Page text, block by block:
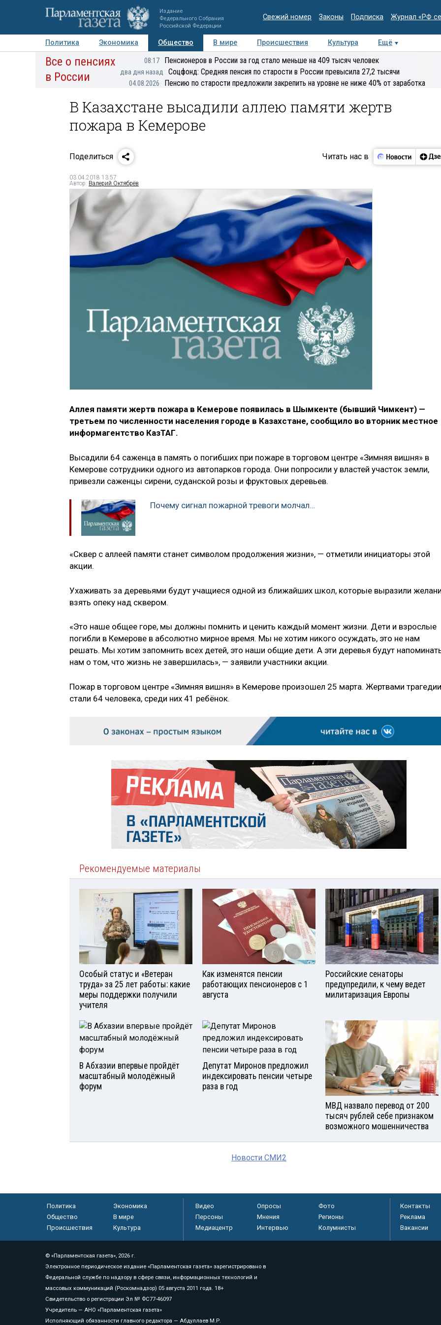
Издание
Федерального Собрания
Российской Федерации
Свежий номер Законы Подписка Журнал «РФ
Политика Экономика Общество В мире Происшествия Культура
Ещё
Авторы Персоны Мнения Регионы Медиацентр Интервью Колумнисты
Все о пенсиях
в России
08:17 Пенсионеров в России за год стало меньше на 409 тысяч человек
два дня назад Соцфонд: Средняя пенсия по старости в России превысила 27,2 тысячи
04.08.2026 Пенсию по старости предложили закрепить на уровне не ниже 40% от заработка
В Казахстане высадили аллею памяти жертв
пожара в Кемерове
Поделиться Читать нас в
03.04.2018 13:57
Автор: Валерий Октябрёв
Аллея памяти жертв пожара в Кемерове появилась в Шымкенте (бывший Чимкент) —
третьем по численности населения городе в Казахстане, сообщило во вторник местное
информагентство КазТАГ.
Высадили 64 саженца в память о погибших при пожаре в торговом центре «Зимняя вишня» в
Кемерове сотрудники одного из автопарков города. Они попросили у властей участок земли,
привезли саженцы сирени, суданской розы и фруктовых деревьев.
Почему сигнал пожарной тревоги молчал…
«Сквер с аллеей памяти станет символом продолжения жизни», — отметили инициаторы этой
акции.
Ухаживать за деревьями будут учащиеся одной из ближайших школ, которые выразили
взять опеку над сквером.
«Это наше общее горе, мы должны помнить и ценить каждый момент жизни. Дети и взрослые
погибли в Кемерове в абсолютно мирное время. Мы не хотим никого осуждать, это не нам
решать. Мы хотим запомнить всех детей, это наши общие дети. А эти деревья будут
нам о том, что жизнь не завершилась», — заявили участники акции.
Пожар в торговом центре «Зимняя вишня» в Кемерове произошел 25 марта. Жертвами трагедии
стали 64 человека, среди них 41 ребёнок.
Рекомендуемые материалы
Особый статус и «Ветеран
труда» за 25 лет работы: какие
меры поддержки получили
учителя
Как изменятся пенсии
работающих пенсионеров с 1
августа
Российские сенаторы
предупредили, к чему ведет
милитаризация Европы
В Абхазии впервые пройдёт
масштабный молодёжный
форум
Депутат Миронов предложил
индексировать пенсии четыре
раза в год
МВД назвало перевод от 200
тысяч рублей себе признаком
возможного мошенничества
Новости СМИ2
Политика
Экономика
Общество
В мире
Происшествия
Культура
Видео Опросы
Фото
Персоны
Мнения
Регионы
Медиацентр
Интервью Колумнисты
Контакты
Реклама
Вакансии
© «Парламентская газета», 2026 г.
Электронное периодическое издание «Парламентская газета» зарегистрировано в
Федеральной службе по надзору в сфере связи, информационных технологий и
массовых коммуникаций (Роскомнадзор) 05 августа 2011 года. 18+
Свидетельство о регистрации Эл № ФС77-46097
Учредитель — АНО «Парламентская газета»
Исполняющий обязанности главного редактора — Абдуллаев М.Р.